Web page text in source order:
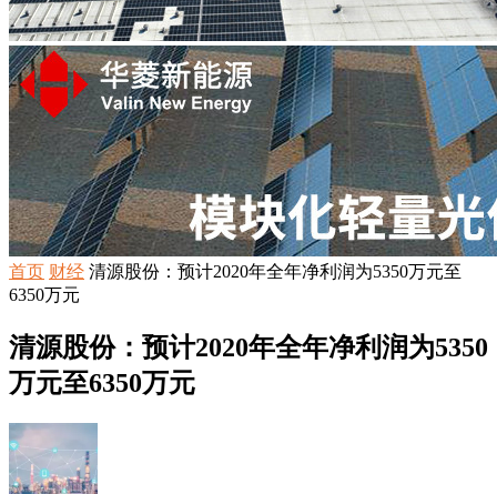
首页 财经 清源股份：预计2020年全年净利润为5350万元至
6350万元
清源股份：预计2020年全年净利润为5350
万元至6350万元